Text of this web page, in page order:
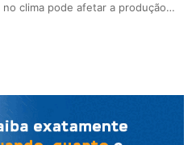
clima pode afetar a produção…